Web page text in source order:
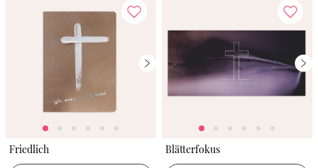
Friedlich Blätterfokus